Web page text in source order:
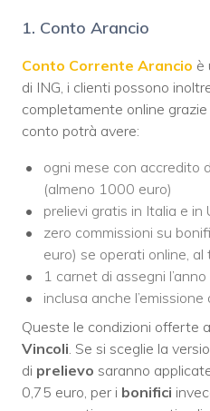
1. Conto Arancio
Conto Corrente Arancio è
di ING, i clienti possono
completamente online grazie
conto potrà avere:
ogni mese con accredito
(almeno 1000 euro)
prelievi gratis in Italia e in
zero commissioni su
euro) se operati online,
1 carnet di assegni l’anno
inclusa anche
Queste le condizioni offerte
Vincoli . Se si sceglie la
di prelievo saranno
0,75 euro, per i bonifici